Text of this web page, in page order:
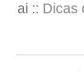
ai :: Dicas